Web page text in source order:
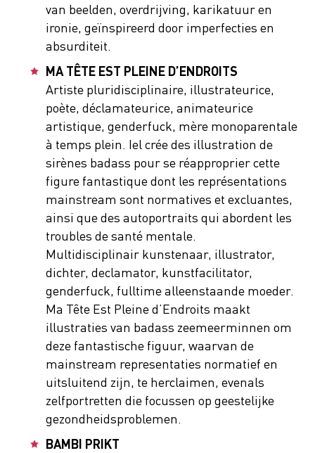
van beelden, overdrijving, karikatuur en
ironie, geïnspireerd door imperfecties en
absurditeit.
MA TÊTE EST PLEINE D’ENDROITS
Artiste pluridisciplinaire, illustrateurice,
poète, déclamateurice, animateurice
artistique, genderfuck, mère monoparentale
à temps plein. Iel crée des illustration de
sirènes badass pour se réapproprier cette
figure fantastique dont les représentations
mainstream sont normatives et excluantes,
ainsi que des autoportraits qui abordent les
troubles de santé mentale.
Multidisciplinair kunstenaar, illustrator,
dichter, declamator, kunstfacilitator,
genderfuck, fulltime alleenstaande moeder.
Ma Tête Est Pleine d’Endroits maakt
illustraties van badass zeemeerminnen om
deze fantastische figuur, waarvan de
mainstream representaties normatief en
uitsluitend zijn, te herclaimen, evenals
zelfportretten die focussen op geestelijke
gezondheidsproblemen.
BAMBI PRIKT